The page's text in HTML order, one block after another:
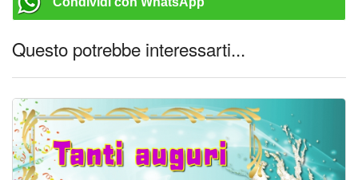
Questo potrebbe interessarti...